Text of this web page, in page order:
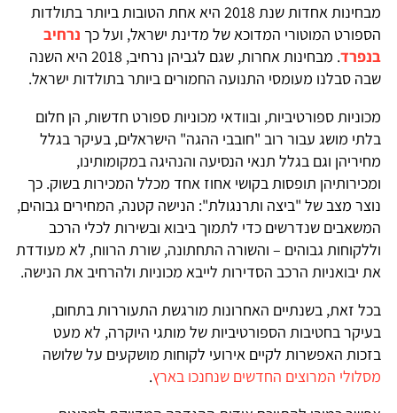
מבחינות אחדות שנת 2018 היא אחת הטובות ביותר בתולדות
הספורט המוטורי המדוכא של מדינת ישראל, ועל כך נרחיב
בנפרד
. מבחינות אחרות, שגם לגביהן נרחיב, 2018 היא השנה
שבה סבלנו מעומסי התנועה החמורים ביותר בתולדות ישראל.
מכוניות ספורטיביות, ובוודאי מכוניות ספורט חדשות, הן חלום
בלתי מושג עבור רוב "חובבי ההגה" הישראלים, בעיקר בגלל
מחיריהן וגם בגלל תנאי הנסיעה והנהיגה במקומותינו,
ומכירותיהן תופסות בקושי אחוז אחד מכלל המכירות בשוק. כך
נוצר מצב של "ביצה ותרנגולת": הנישה קטנה, המחירים גבוהים,
המשאבים שנדרשים כדי לתמוך ביבוא ובשירות לכלי הרכב
וללקוחות גבוהים – והשורה התחתונה, שורת הרווח, לא מעודדת
את יבואניות הרכב הסדירות לייבא מכוניות ולהרחיב את הנישה.
בכל זאת, בשנתיים האחרונות מורגשת התעוררות בתחום,
בעיקר בחטיבות הספורטיביות של מותגי היוקרה, לא מעט
בזכות האפשרות לקיים אירועי לקוחות מושקעים על שלושה
מסלולי המרוצים החדשים שנחנכו בארץ.